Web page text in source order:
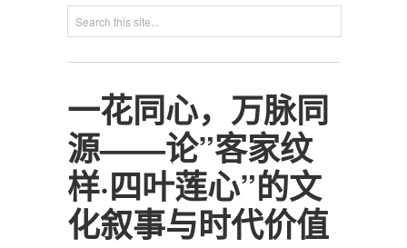
一花同心，万脉同
源——论”客家纹
样·四叶莲心”的文
化叙事与时代价值